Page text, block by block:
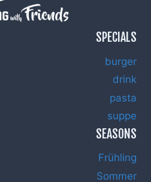
SPECIALS
burger
drink
pasta
suppe
SEASONS
Frühling
Sommer